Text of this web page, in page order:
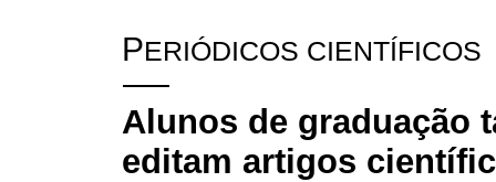
PERIÓDICOS CIENTÍFICOS
Alunos de graduação
editam artigos